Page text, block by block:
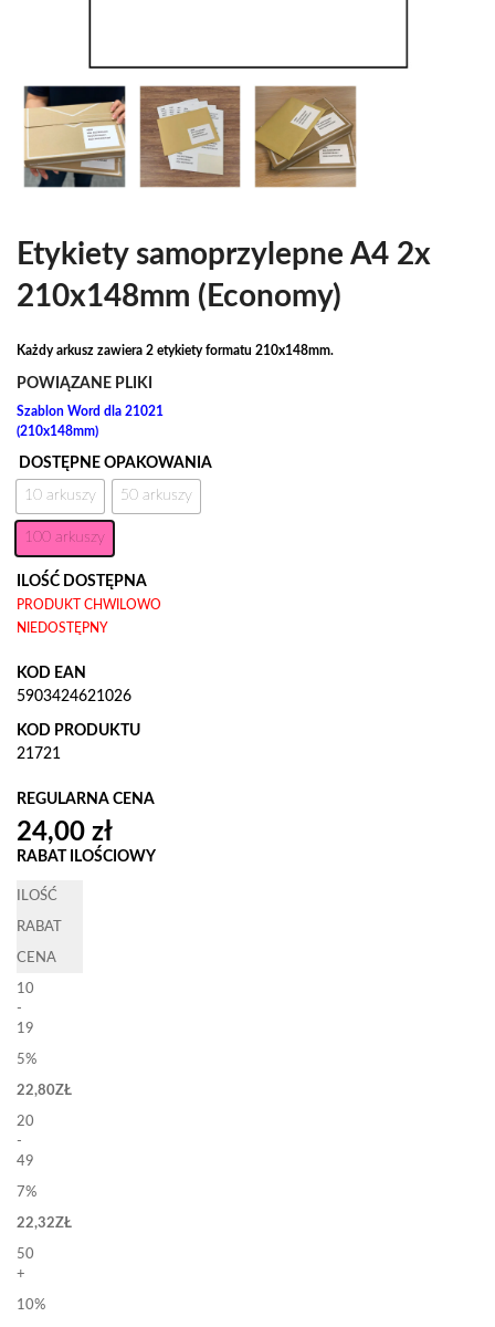
Etykiety samoprzylepne A4 2x
210x148mm (Economy)
Każdy arkusz zawiera 2 etykiety formatu 210x148mm.
POWIĄZANE PLIKI
Szablon Word dla 21021
(210x148mm)
DOSTĘPNE OPAKOWANIA
10 arkuszy 50 arkuszy
100 arkuszy
ILOŚĆ DOSTĘPNA
PRODUKT CHWILOWO
NIEDOSTĘPNY
KOD EAN
5903424621026
KOD PRODUKTU
21721
REGULARNA CENA
RABAT ILOŚCIOWY
ILOŚĆ
RABAT
CENA
10
-
19
5%
22,80ZŁ
20
-
49
7%
22,32ZŁ
50
+
10%